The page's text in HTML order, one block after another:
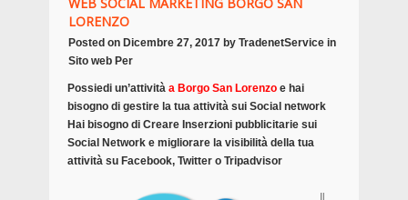
LORENZO
Posted on Dicembre 27, 2017 by TradenetService in
Sito web Per
Possiedi un’attività a Borgo San Lorenzo e hai
bisogno di gestire la tua attività sui Social network
Hai bisogno di Creare Inserzioni pubblicitarie sui
Social Network e migliorare la visibilità della tua
attività su Facebook, Twitter o Tripadvisor